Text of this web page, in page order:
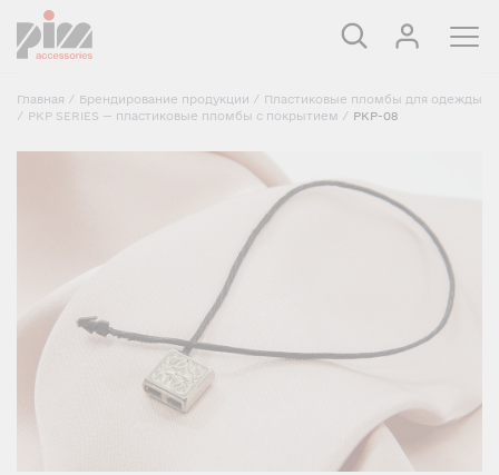
Главная / Брендирование продукции / Пластиковые пломбы для одежды
/ PKP SERIES — пластиковые пломбы с покрытием / PKP-08